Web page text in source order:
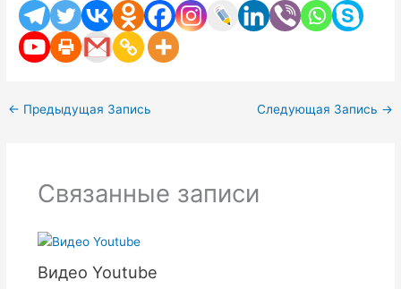
← Предыдущая Запись Следующая Запись →
Связанные записи
Видео Youtube